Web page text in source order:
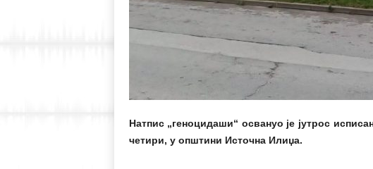
Натпис „геноцидаши“ освануо је јутрос
четири, у општини Источна Илиџа.